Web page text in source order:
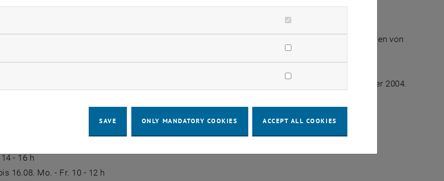
man, ein paar Meter weiter (Freihaus-Aula, 1040 Wien, Wiedner Hauptstraße 8 - 10), im Rahmen von
einen lustvollen Blick hinter die TU-Kulissen werfen. Auch dort gibt es Infos zum Studium.
Zulassungsfrist für das Wintersemester endet am 29. Oktober, die Nachfrist am 30. November 2004.
- 16 h
16.08. Mo. - Fr. 10 - 12 h
marketing cookies
SAVE ONLY MANDATORY COOKIES ACCEPT ALL COOKIES